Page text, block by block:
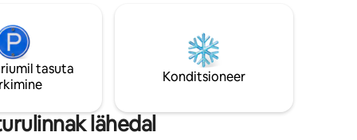
🥩
köök
Kiire traadita internet on saadaval •
kliimaseade kogu majas - Ööpäevaringne
juurdepääs hoonele
tasuta
Konditsioneer
lähedal